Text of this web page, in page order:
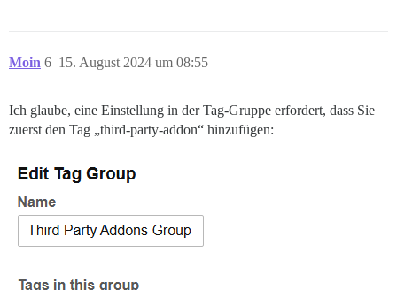
Moin 15. August 2024 um 08:55
6
Ich glaube, eine Einstellung in der Tag-Gruppe erfordert, dass Sie
zuerst den Tag „third-party-addon“ hinzufügen: